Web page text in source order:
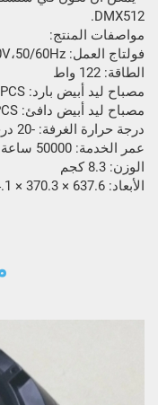
DMX512.
مواصفات المنتج:
فولتاج العمل: AC100~240V،50/60Hz
الطاقة: 122 واط
مصباح ليد أبيض بارد: 0.2w × 70PCS
مصباح ليد أبيض دافئ: 0.2w × 420PCS
درجة حرارة الغرفة: -20 درجة مئوية 40 درجة مئوية
عمر الخدمة: 50000 ساعة
الوزن: 8.3 كجم
الأبعاد: 637.6 × 370.3 × 104.1 ملم